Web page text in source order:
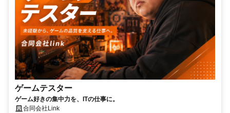
ゲームテスター
ゲーム好きの集中力を、ITの仕事に。
合同会社Link